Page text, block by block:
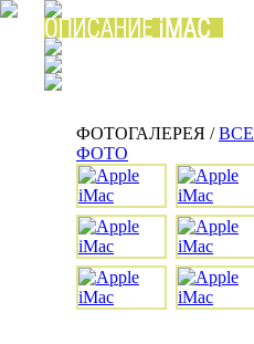
ФОТОГАЛЕРЕЯ /ВСЕ
ФОТО